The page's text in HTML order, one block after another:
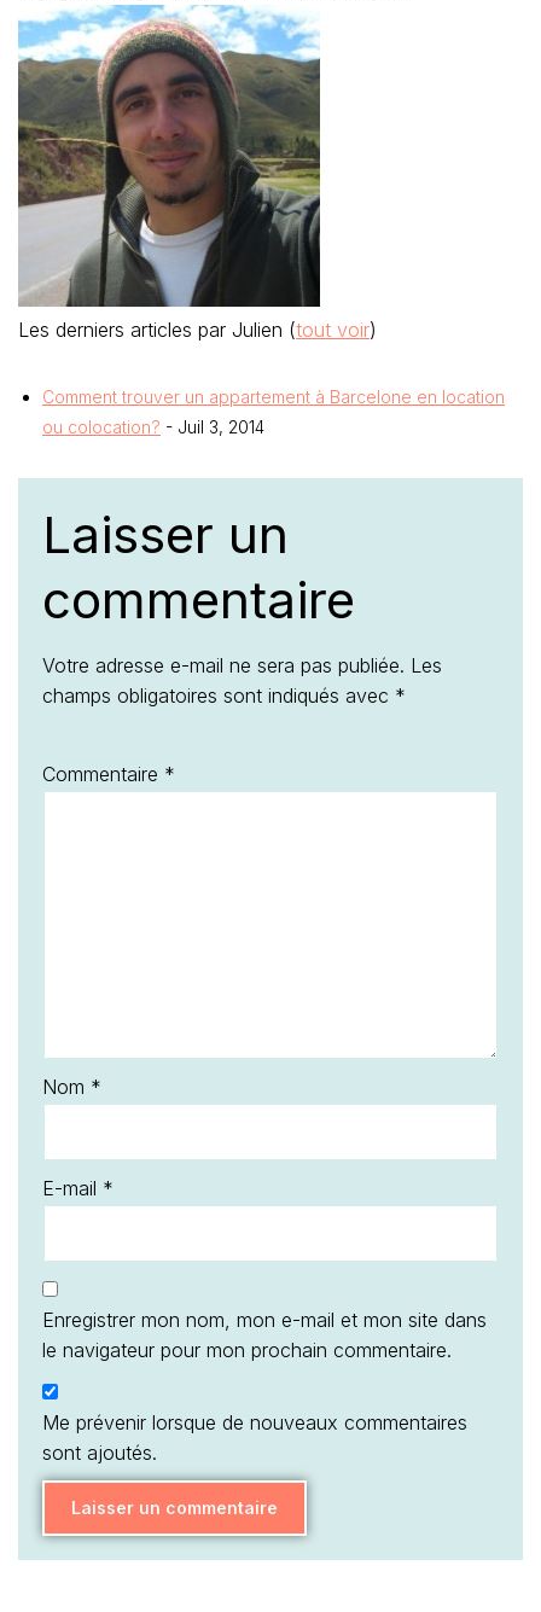
Les derniers articles par Julien (tout voir)
Comment trouver un appartement à Barcelone en location
ou colocation? - Juil 3, 2014
Laisser un
commentaire
Votre adresse e-mail ne sera pas publiée. Les
champs obligatoires sont indiqués avec *
Commentaire *
Nom *
E-mail *
Enregistrer mon nom, mon e-mail et mon site dans
le navigateur pour mon prochain commentaire.
Me prévenir lorsque de nouveaux commentaires
sont ajoutés.